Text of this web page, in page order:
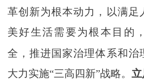
革创新为根本动力，以满足
美好生活需要为根本目的
全，推进国家治理体系和治
大力实施“三高四新”战略。 立